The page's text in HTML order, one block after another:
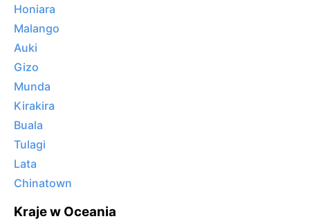
Honiara
Malango
Auki
Gizo
Munda
Kirakira
Buala
Tulagi
Lata
Chinatown
Kraje w Oceania